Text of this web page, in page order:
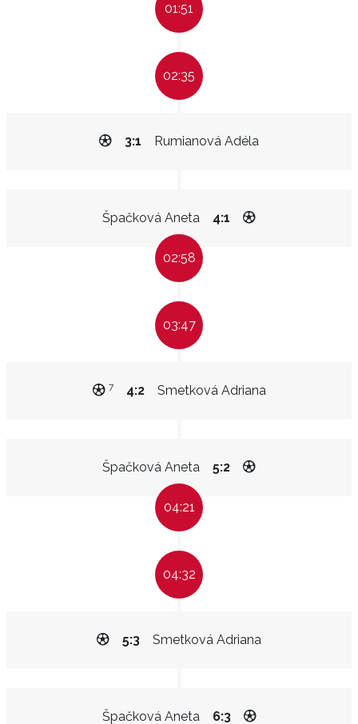
01:51
02:35
Rumianová Adéla
3:1
Špačková Aneta 4:1
02:58
03:47
Smetková Adriana
4:2
7
Špačková Aneta 5:2
04:21
04:32
Smetková Adriana
5:3
Špačková Aneta 6:3